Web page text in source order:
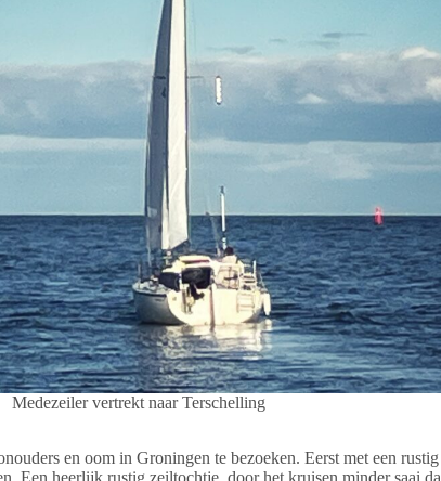
Medezeiler vertrekt naar Terschelling
en oom in Groningen te bezoeken. Eerst met een rustig
Een heerlijk rustig zeiltochtje, door het kruisen minder saai